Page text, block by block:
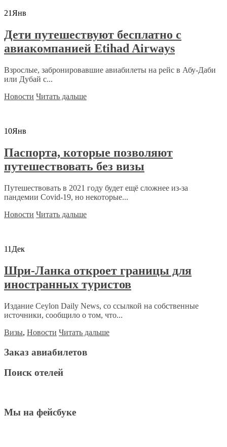
21Янв
Дети путешествуют бесплатно с
авиакомпанией Etihad Airways
Взрослые, забронировавшие авиабилеты на рейс в Абу-Даби
или Дубай с...
Новости Читать дальше
10Янв
Паспорта, которые позволяют
путешествовать без визы
Путешествовать в 2021 году будет ещё сложнее из-за
пандемии Covid-19, но некоторые...
Новости Читать дальше
11 Дек
Шри-Ланка откроет границы для
иностранных туристов
Издание Ceylon Daily News, со ссылкой на собственные
источники, сообщило о том, что...
Визы, Новости Читать дальше
Заказ авиабилетов
Поиск отелей
Мы на фейсбуке